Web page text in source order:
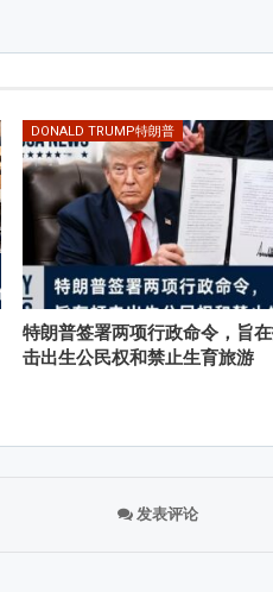
DONALD TRUMP特朗普
特朗普签署两项行政命令，旨
击出生公民权和禁止生育旅游
发表评论